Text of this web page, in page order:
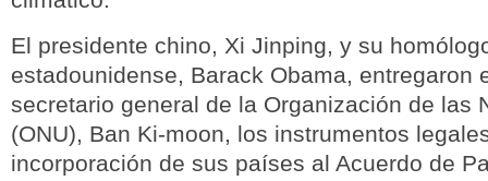
El presidente chino, Xi Jinping, y su
estadounidense, Barack Obama, entregaron
secretario general de la Organización de las
(ONU), Ban Ki-moon, los instrumentos
incorporación de sus países al Acuerdo de